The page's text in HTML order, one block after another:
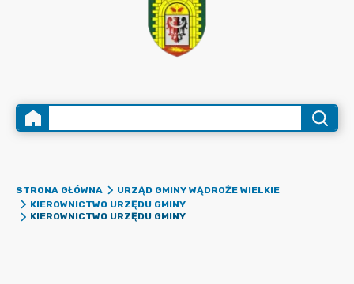
STRONA GŁÓWNA
URZĄD GMINY WĄDROŻE WIELKIE
KIEROWNICTWO URZĘDU GMINY
KIEROWNICTWO URZĘDU GMINY